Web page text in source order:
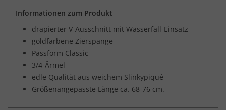
Informationen zum Produkt
drapierter V-Ausschnitt mit Wasserfall-Einsatz
goldfarbene Zierspange
Passform Classic
3/4-Ärmel
edle Qualität aus weichem Slinkypiqué
Größenangepasste Länge ca. 68-76 cm.